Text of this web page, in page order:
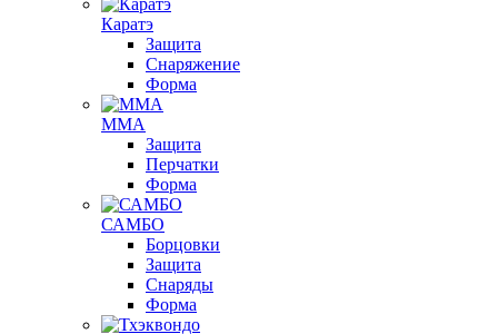
Каратэ
Защита
Снаряжение
Форма
ММА
Защита
Перчатки
Форма
САМБО
Борцовки
Защита
Снаряды
Форма